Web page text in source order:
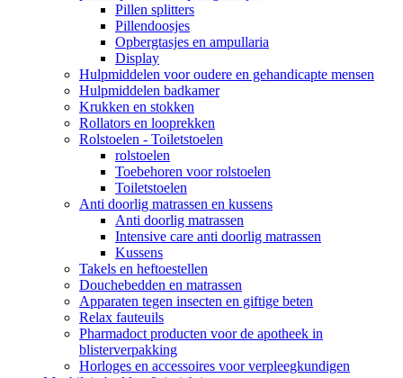
Pillen splitters
Pillendoosjes
Opbergtasjes en ampullaria
Display
Hulpmiddelen voor oudere en gehandicapte mensen
Hulpmiddelen badkamer
Krukken en stokken
Rollators en looprekken
Rolstoelen - Toiletstoelen
rolstoelen
Toebehoren voor rolstoelen
Toiletstoelen
Anti doorlig matrassen en kussens
Anti doorlig matrassen
Intensive care anti doorlig matrassen
Kussens
Takels en heftoestellen
Douchebedden en matrassen
Apparaten tegen insecten en giftige beten
Relax fauteuils
Pharmadoct producten voor de apotheek in
blisterverpakking
Horloges en accessoires voor verpleegkundigen